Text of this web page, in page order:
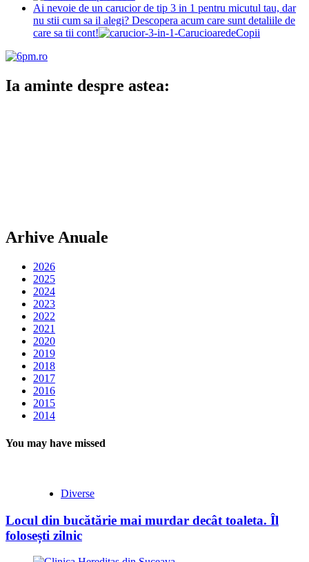
Ai nevoie de un carucior de tip 3 in 1 pentru micutul tau, dar
nu stii cum sa il alegi? Descopera acum care sunt detaliile de
care sa tii cont!
Ia aminte despre astea:
Arhive Anuale
2026
2025
2024
2023
2022
2021
2020
2019
2018
2017
2016
2015
2014
You may have missed
Diverse
Locul din bucătărie mai murdar decât toaleta. Îl
folosești zilnic